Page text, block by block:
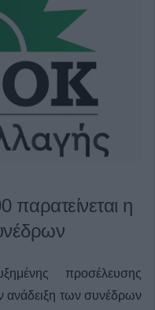
η
προσέλευσης
ανάδειξη των συνέδρων